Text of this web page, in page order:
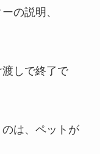
の説明、
しで終了で
は、ペットが